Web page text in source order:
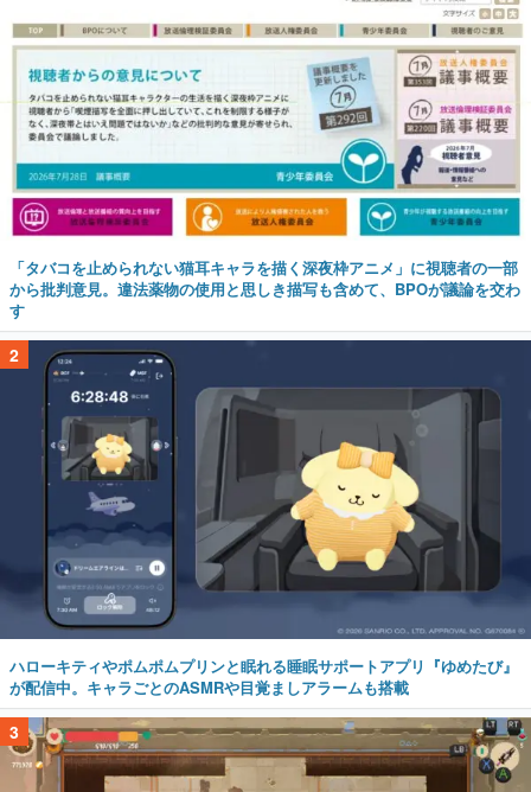
「タバコを止められない猫耳キャラを描く深夜枠アニメ」に視聴者の一部
から批判意見。違法薬物の使用と思しき描写も含めて、BPOが議論を交わ
す
2
ハローキティやポムポムプリンと眠れる睡眠サポートアプリ『ゆめたび』
が配信中。キャラごとのASMRや目覚ましアラームも搭載
3